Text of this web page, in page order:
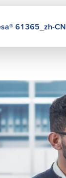
® 61365_zh-CN